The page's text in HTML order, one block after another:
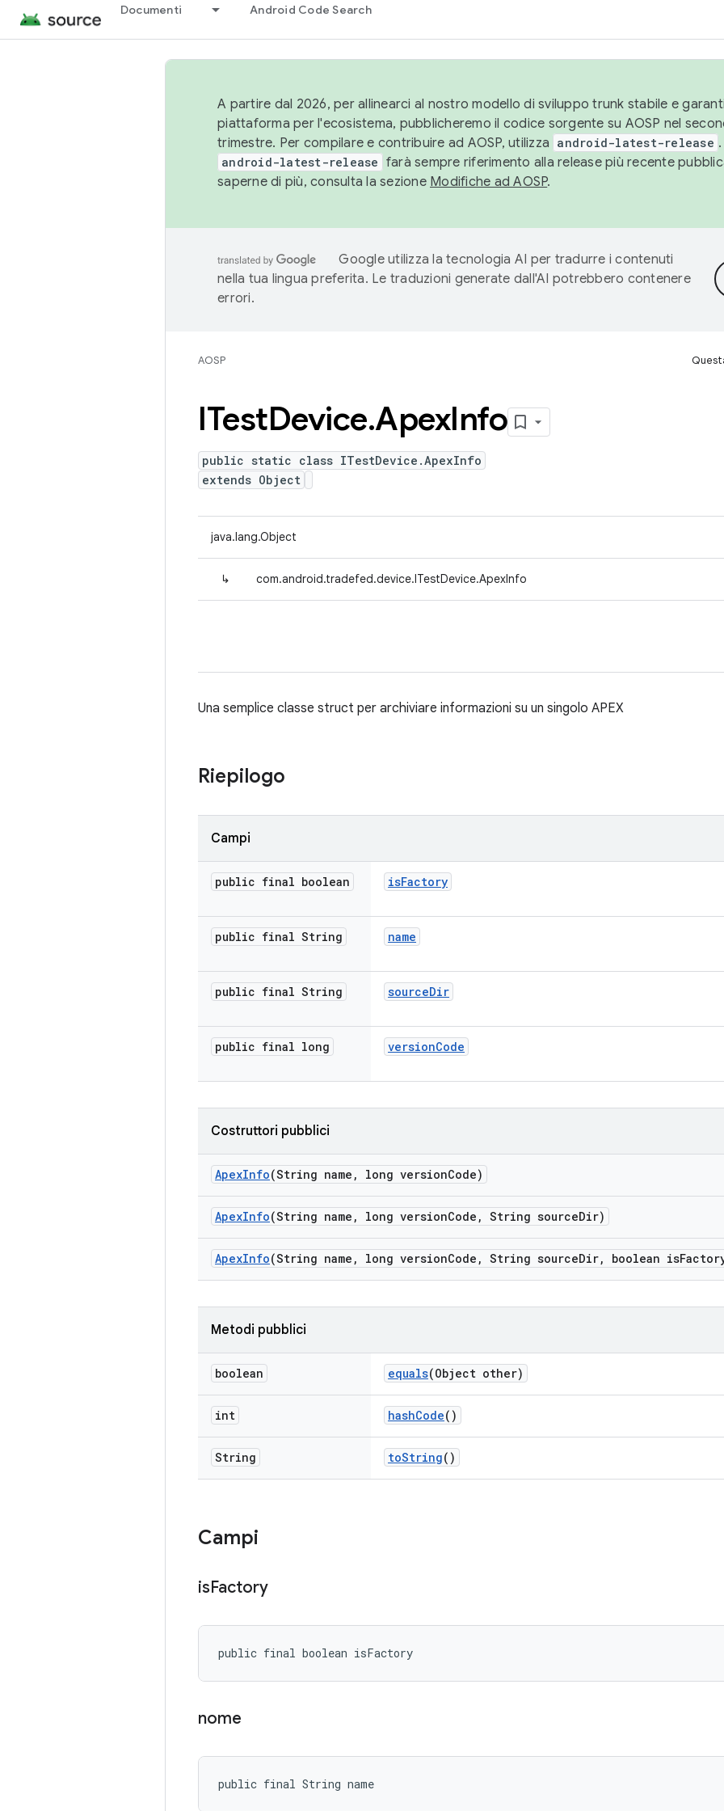
Documenti Android Code Search
A partire dal 2026, per allinearci al nostro modello di sviluppo trunk stabile e
piattaforma per l'ecosistema, pubblicheremo il codice sorgente su AOSP nel
trimestre. Per compilare e contribuire ad AOSP, utilizza android-latest-release
android-latest-release farà sempre riferimento alla release più recente
saperne di più, consulta la sezione Modifiche ad AOSP.
Google utilizza la tecnologia AI per tradurre i contenuti
nella tua lingua preferita. Le traduzioni generate dall'AI potrebbero contenere
errori.
AOSP
ITestDevice.ApexInfo
public static class ITestDevice.ApexInfo
extends Object
java.lang.Object
↳ com.android.tradefed.device.ITestDevice.ApexInfo
Una semplice classe struct per archiviare informazioni su un singolo APEX
Riepilogo
Campi
public final boolean isFactory
public final String name
public final String sourceDir
public final long versionCode
Costruttori pubblici
ApexInfo(String name , long versionCode)
ApexInfo(String name , long versionCode , String sourceDir)
ApexInfo(String name , long versionCode , String sourceDir, boolean is
Metodi pubblici
boolean equals(Object other)
int hashCode()
String toString()
Campi
isFactory
public final boolean isFactory
nome
public final String name